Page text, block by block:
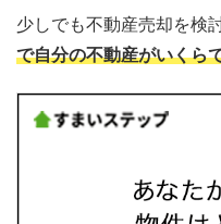
少しでも不動産売却を検
で自分の不動産がいくら